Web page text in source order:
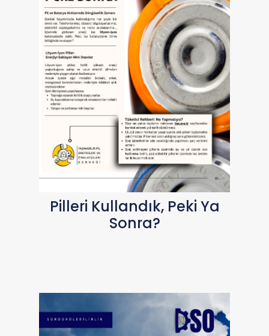
Pilleri Kullandık, Peki Ya
Sonra?